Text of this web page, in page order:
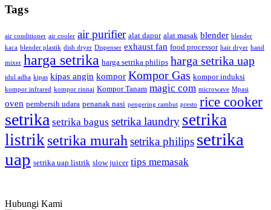
Tags
air conditioner air cooler air purifier alat dapur alat masak blender blender
kaca blender plastik dish dryer Dispenser exhaust fan food processor hair dryer hand
mixer harga setrika harga setrika philips harga setrika uap
idul adha kipas kipas angin kompor Kompor Gas kompor induksi
kompor infrared kompor rinnai Kompor Tanam magic com microwave Mpasi
oven pembersih udara penanak nasi pengering rambut presto rice cooker
setrika setrika bagus setrika laundry setrika
listriksetrika murah setrika philips setrika
uap setrika uap listrik slow juicer tips memasak
Hubungi Kami